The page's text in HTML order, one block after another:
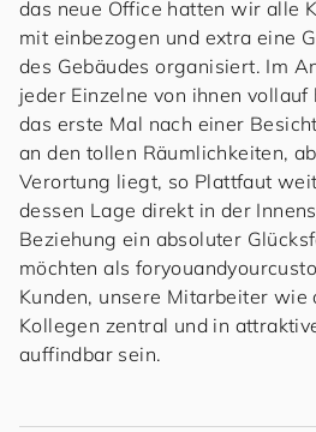
das neue Office hatten wir alle
mit einbezogen und extra eine
des Gebäudes organisiert. Im
jeder Einzelne von ihnen
das erste Mal nach einer
an den tollen Räumlichkeiten,
Verortung liegt, so Plattfaut
dessen Lage direkt in der
Beziehung ein absoluter
möchten als foryouandyourcusto
Kunden, unsere Mitarbeiter wie
Kollegen zentral und in
auffindbar sein.